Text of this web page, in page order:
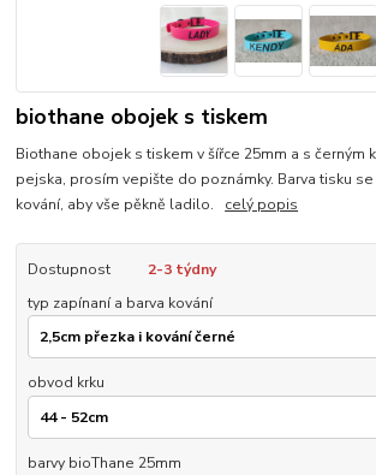
biothane obojek s tiskem
Biothane obojek s tiskem v šířce 25mm a s černým
pejska, prosím vepište do poznámky. Barva tisku
kování, aby vše pěkně ladilo. celý popis
Dostupnost
2-3 týdny
typ zapínaní a barva kování
obvod krku
barvy bioThane 25mm